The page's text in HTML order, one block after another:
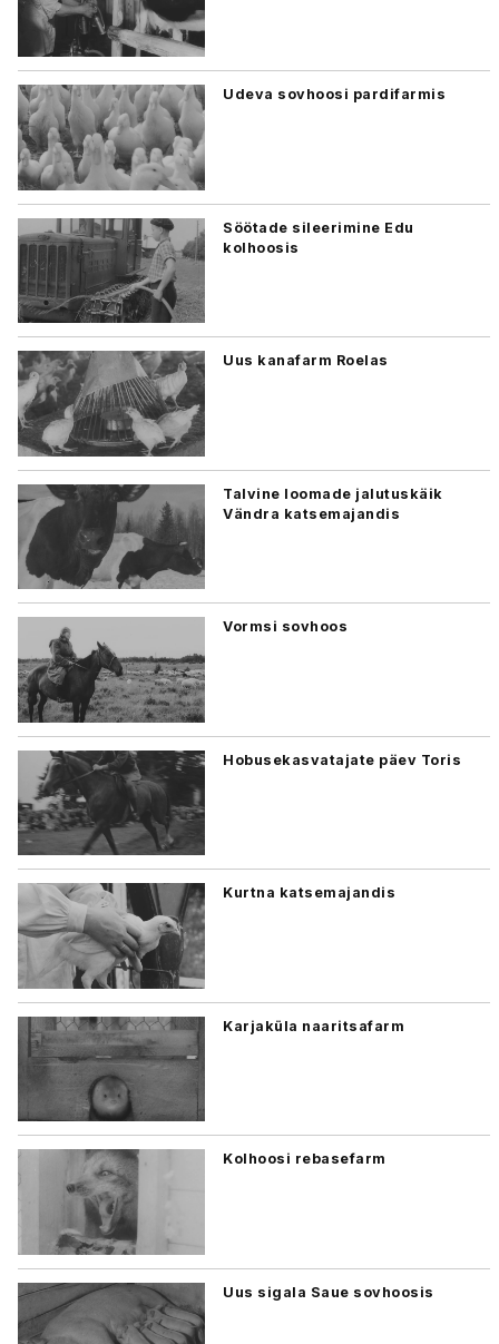
Udeva sovhoosi pardifarmis
Söötade sileerimine Edu
kolhoosis
Uus kanafarm Roelas
Talvine loomade jalutuskäik
Vändra katsemajandis
Vormsi sovhoos
Hobusekasvatajate päev Toris
Kurtna katsemajandis
Karjaküla naaritsafarm
Kolhoosi rebasefarm
Uus sigala Saue sovhoosis